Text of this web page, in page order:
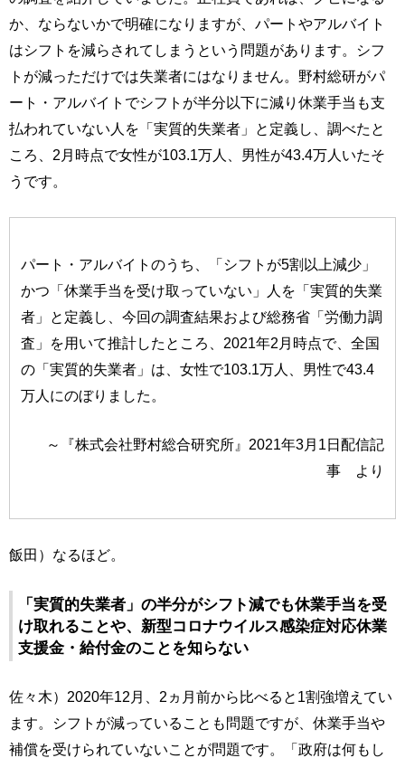
か、ならないかで明確になりますが、パートやアルバイト
はシフトを減らされてしまうという問題があります。シフ
トが減っただけでは失業者にはなりません。野村総研がパ
ート・アルバイトでシフトが半分以下に減り休業手当も支
払われていない人を「実質的失業者」と定義し、調べたと
ころ、2月時点で女性が103.1万人、男性が43.4万人いたそ
うです。
パート・アルバイトのうち、「シフトが5割以上減少」
かつ「休業手当を受け取っていない」人を「実質的失業
者」と定義し、今回の調査結果および総務省「労働力調
査」を用いて推計したところ、2021年2月時点で、全国
の「実質的失業者」は、女性で103.1万人、男性で43.4
万人にのぼりました。
～『株式会社野村総合研究所』2021年3月1日配信記
事 より
飯田）なるほど。
「実質的失業者」の半分がシフト減でも休業手当を受
け取れることや、新型コロナウイルス感染症対応休業
支援金・給付金のことを知らない
佐々木）2020年12月、2ヵ月前から比べると1割強増えてい
ます。シフトが減っていることも問題ですが、休業手当や
補償を受けられていないことが問題です。「政府は何もし